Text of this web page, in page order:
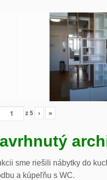
z5 › »
sme riešili nábytky do
a kúpeľňu s WC.